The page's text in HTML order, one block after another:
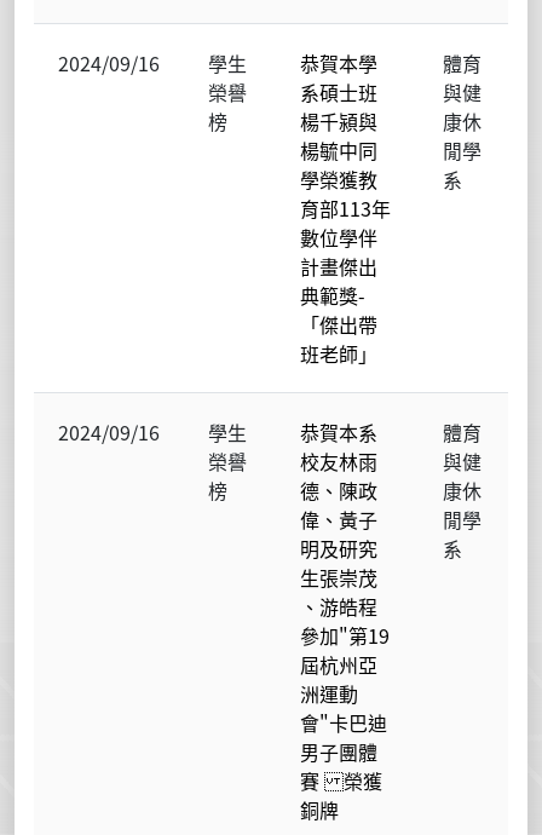
2024/09/16
學生
榮譽
榜
恭賀本學
系碩士班
楊千潁與
楊毓中同
學榮獲教
育部113年
數位學伴
計畫傑出
典範獎-
「傑出帶
班老師」
體育
與健
康休
閒學
系
2024/09/16
學生
榮譽
榜
恭賀本系
校友林雨
德、陳政
偉、黃子
明及研究
生張崇茂
、游皓程
參加"第19
屆杭州亞
洲運動
會"卡巴迪
男子團體
賽 榮獲
銅牌
體育
與健
康休
閒學
系